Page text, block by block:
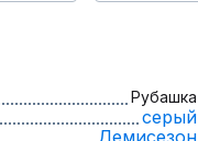
Рубашка
серый
Демисезон